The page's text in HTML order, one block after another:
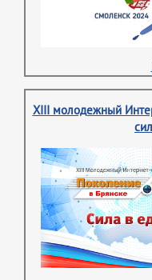
XIII молодежный